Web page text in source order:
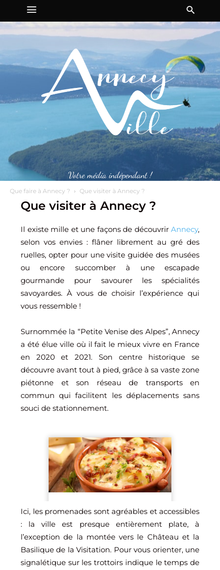
Votre média indépendant !
Que faire à Annecy ? Que visiter à Annecy ?
Que visiter à Annecy ?
Il existe mille et une façons de découvrir Annecy,
selon vos envies : flâner librement au gré des
ruelles, opter pour une visite guidée des musées
ou encore succomber à une escapade
gourmande pour savourer les spécialités
savoyardes. À vous de choisir l’expérience qui
vous ressemble !
Surnommée la “Petite Venise des Alpes”, Annecy
a été élue ville où il fait le mieux vivre en France
en 2020 et 2021. Son centre historique se
découvre avant tout à pied, grâce à sa vaste zone
piétonne et son réseau de transports en
commun qui facilitent les déplacements sans
souci de stationnement.
Ici, les promenades sont agréables et accessibles
: la ville est presque entièrement plate, à
l’exception de la montée vers le Château et la
Basilique de la Visitation. Pour vous orienter, une
signalétique sur les trottoirs indique le temps de